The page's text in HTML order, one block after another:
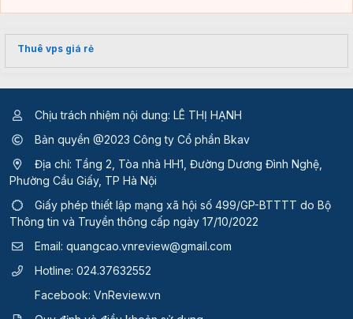
Thuê vps giá rẻ
Chịu trách nhiệm nội dung: LÊ THỊ HẠNH
Bản quyền @2023 Công ty Cổ phần Bkav
Địa chỉ: Tầng 2, Tòa nhà HH1, Đường Dương Đình Nghệ,
Phường Cầu Giấy, TP Hà Nội
Giấy phép thiết lập mạng xã hội số 499/GP-BTTTT do Bộ
Thông tin và Truyền thông cấp ngày 17/10/2022
Email: quangcao.vnreview@gmail.com
Hotline: 024.37632552
Facebook: VnReview.vn